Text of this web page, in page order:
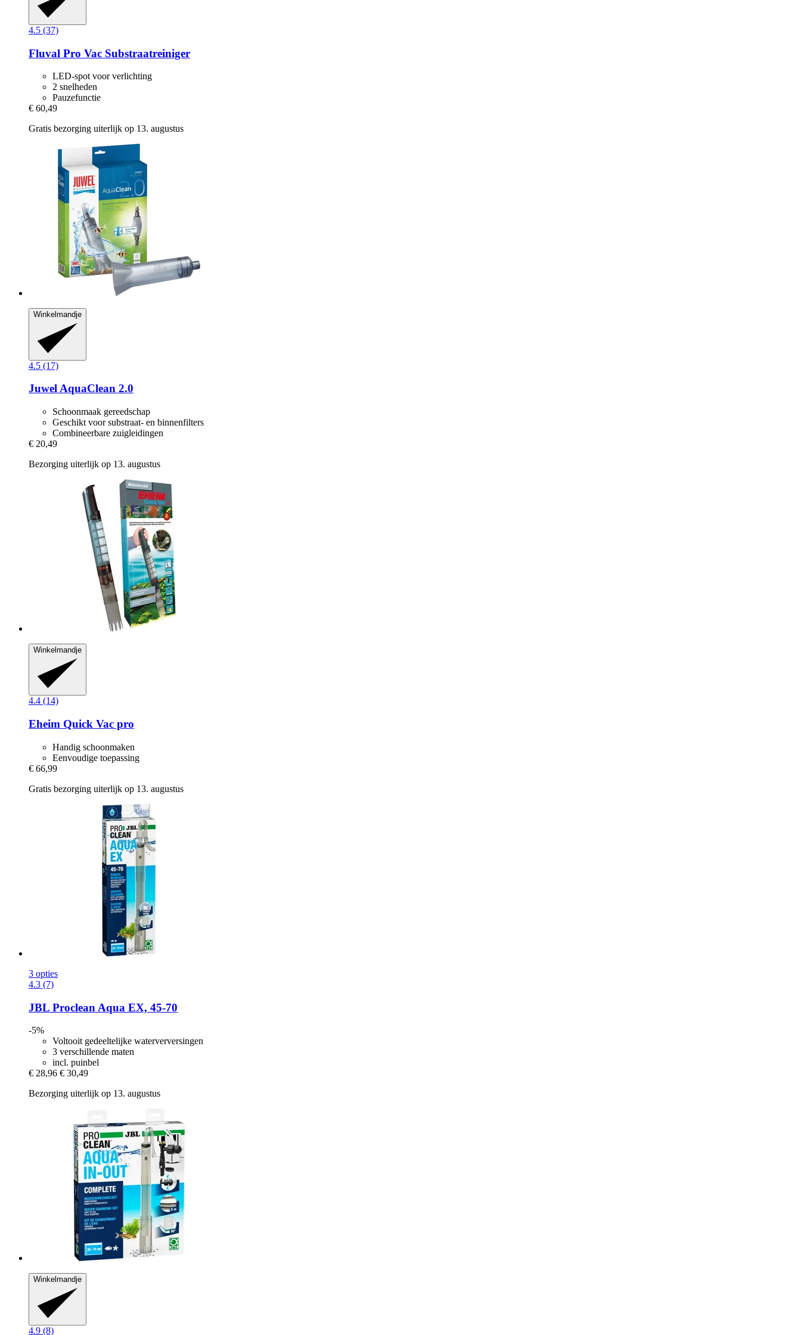
4.5 (37)
Fluval Pro Vac Substraatreiniger
LED-spot voor verlichting
2 snelheden
Pauzefunctie
€ 60,49
Gratis bezorging uiterlijk op 13. augustus
Winkelmandje
4.5 (17)
JuwelAquaClean 2.0
Schoonmaak gereedschap
Geschikt voor substraat- en binnenfilters
Combineerbare zuigleidingen
€ 20,49
Bezorging uiterlijk op 13. augustus
Winkelmandje
4.4 (14)
Eheim Quick Vac pro
Handig schoonmaken
Eenvoudige toepassing
€ 66,99
Gratis bezorging uiterlijk op 13. augustus
3 opties
4.3 (7)
JBL Proclean Aqua EX, 45-​70
-5%
Voltooit gedeeltelijke waterverversingen
3 verschillende maten
incl. puinbel
€ 28,96 € 30,49
Bezorging uiterlijk op 13. augustus
Winkelmandje
4.9 (8)